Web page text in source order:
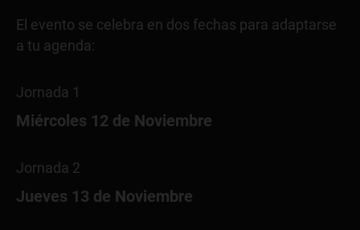
El evento se celebra en dos fechas para adaptarse
a tu agenda:
Jornada 1
Miércoles 12 de Noviembre
Jornada 2
Jueves 13 de Noviembre